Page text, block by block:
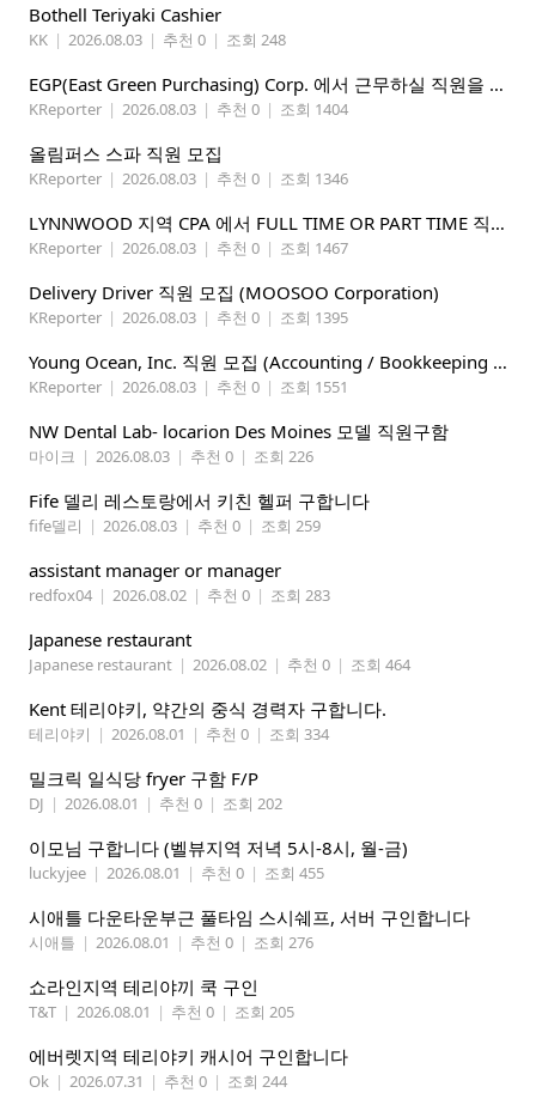
Bothell Teriyaki Cashier
KK | 2026.08.03 | 추천 0 | 조회 248
EGP(East Green Purchasing) Corp. 에서 근무하실 직원을 아래와 같이 모집합니다.
KReporter | 2026.08.03 | 추천 0 | 조회 1404
올림퍼스 스파 직원 모집
KReporter | 2026.08.03 | 추천 0 | 조회 1346
LYNNWOOD 지역 CPA 에서 FULL TIME OR PART TIME 직원을 찾습니다
KReporter | 2026.08.03 | 추천 0 | 조회 1467
Delivery Driver 직원 모집 (MOOSOO Corporation)
KReporter | 2026.08.03 | 추천 0 | 조회 1395
Young Ocean, Inc. 직원 모집 (Accounting / Bookkeeping 분야)
KReporter | 2026.08.03 | 추천 0 | 조회 1551
NW Dental Lab- locarion Des Moines 모델 직원구함
마이크 | 2026.08.03 | 추천 0 | 조회 226
Fife 델리 레스토랑에서 키친 헬퍼 구합니다
fife델리 | 2026.08.03 | 추천 0 | 조회 259
assistant manager or manager
redfox04 | 2026.08.02 | 추천 0 | 조회 283
Japanese restaurant
Japanese restaurant | 2026.08.02 | 추천 0 | 조회 464
Kent 테리야키, 약간의 중식 경력자 구합니다.
테리야키 | 2026.08.01 | 추천 0 | 조회 334
밀크릭 일식당 fryer 구함 F/P
DJ | 2026.08.01 | 추천 0 | 조회 202
이모님 구합니다 (벨뷰지역 저녁 5시-8시, 월-금)
luckyjee | 2026.08.01 | 추천 0 | 조회 455
시애틀 다운타운부근 풀타임 스시쉐프, 서버 구인합니다
시애틀 | 2026.08.01 | 추천 0 | 조회 276
쇼라인지역 테리야끼 쿡 구인
T&T | 2026.08.01 | 추천 0 | 조회 205
에버렛지역 테리야키 캐시어 구인합니다
Ok | 2026.07.31 | 추천 0 | 조회 244